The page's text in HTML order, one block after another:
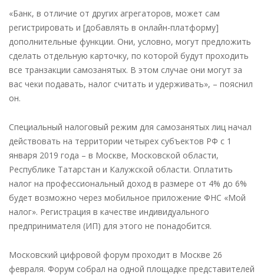
«Банк, в отличие от других агрегаторов, может сам
регистрировать и [добавлять в онлайн-платформу]
дополнительные функции. Они, условно, могут предложить
сделать отдельную карточку, по которой будут проходить
все транзакции самозанятых. В этом случае они могут за
вас чеки подавать, налог считать и удерживать», – пояснил
он.
Специальный налоговый режим для самозанятых лиц начал
действовать на территории четырех субъектов РФ с 1
января 2019 года – в Москве, Московской области,
Республике Татарстан и Калужской области. Оплатить
налог на профессиональный доход в размере от 4% до 6%
будет возможно через мобильное приложение ФНС «Мой
налог». Регистрация в качестве индивидуального
предпринимателя (ИП) для этого не понадобится.
Московский цифровой форум проходит в Москве 26
февраля. Форум собрал на одной площадке представителей